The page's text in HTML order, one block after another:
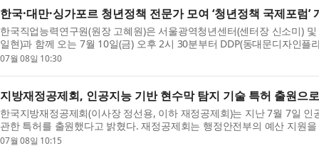
한국·대만·싱가포르 청년정책 전문가 모여 ‘청년정책 국제포럼’
한국직업능력연구원(원장 고혜원)은 서울광역청년센터(센터장 신소미)
일현)과 함께 오는 7월 10일(금) 오후 2시 30분부터 DDP(동대문디자인플
제포럼’을 개최한다. 이번 국제포럼에서 김기헌 한국...
07월 08일 10:30
지방재정공제회, 인공지능 기반 현수막 탐지 기술 특허 출원으
한국지방재정공제회(이사장 정선용, 이하 재정공제회)는 지난 7월 7일
관한 특허를 출원했다고 밝혔다. 재정공제회는 행정안전부의 예산 지원
막을 효율적으로 파악하고 관리할 수 있는 방법을 연...
07월 08일 10:15